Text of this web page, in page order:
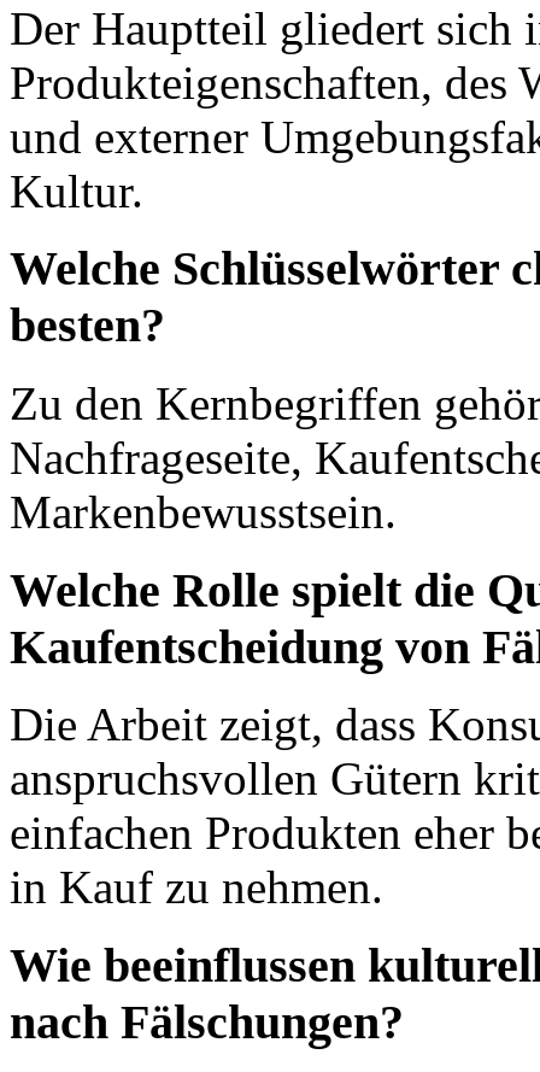
Der Hauptteil gliedert sich
Produkteigenschaften, des
und externer
Kultur.
Welche Schlüsselwörter
besten?
Zu den Kernbegriffen
Nachfrageseite,
Markenbewusstsein.
Welche Rolle spielt die
Kaufentscheidung von
Die Arbeit zeigt, dass
anspruchsvollen Gütern
einfachen Produkten eher
in Kauf zu nehmen.
Wie beeinflussen
nach Fälschungen?